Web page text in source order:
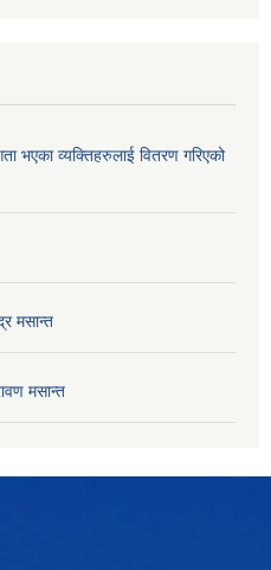
भएका व्यक्तिहरुलाई वितरण गरिएको
मसान्त
मसान्त